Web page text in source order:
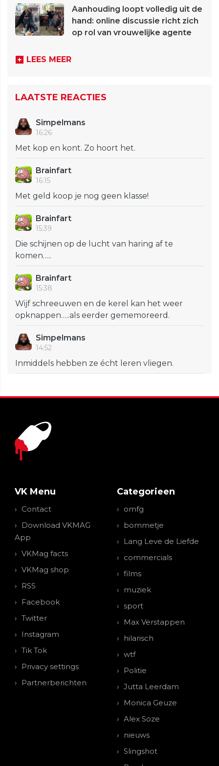
Aanhouding loopt volledig uit de
hand: online discussie richt zich
op rol van vrouwelijke agente
LEES MEER
LAATSTE REACTIES
Simpelmans
16:26
Met kop en kont. Zo hoort het.
Brainfart
16:15
Met geld koop je nog geen klasse!
Brainfart
15:39
Die schijnen op de lucht van haring af te
komen…..
Brainfart
15:38
Wijf schreeuwen en de kerel kan het weer
opknappen…..als eerder gememoreerd.
Simpelmans
14:52
Inmiddels hebben ze écht leren vliegen.
VK Menu
Contact
Download VKMAG
App
VKMag facts
VKMag shop
RSS
Facebook
Twitter
Instagram
Tik Tok
Privacy settings
Partnerberichten
Categorieen
omfg
bommetje
Lang Leve de Liefde
commercials
films
muziek
sport
Max Verstappen
hilarisch
wtf
Politie
Jutta Leerdam
Monica Geuze
Alex Soze
nieuws
Slingshot